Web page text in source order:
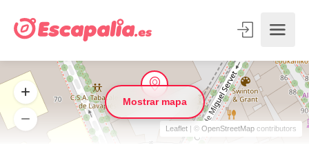
Leaflet | © OpenStreetMap contributors
Mostrar mapa